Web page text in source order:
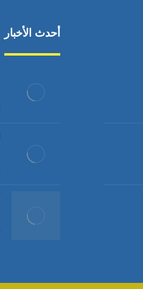
أحدث الأخبار